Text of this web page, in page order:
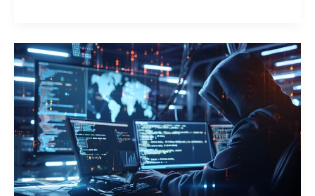
et
une
licence